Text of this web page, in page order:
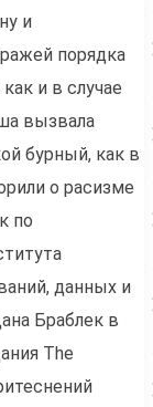
и
порядка
и в случае
вызвала
бурный, как в
о расизме
по
данных и
Браблек в
The